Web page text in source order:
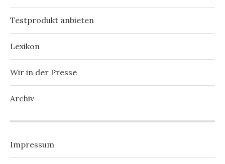
Testprodukt anbieten
Lexikon
Wir in der Presse
Archiv
Impressum